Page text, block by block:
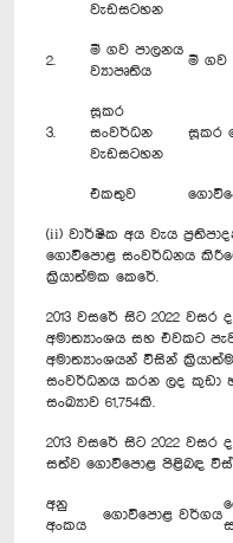
වැඩසටහන
2.
මී ගව පාලනය
ව්‍යාපෘතිය
මී ගව
3.
සූකර
සංවර්ධන
වැඩසටහන
සූකර
එකතුව
(ii) වාර්ෂික අය වැය
ගොවිපොළ සංවර්ධනය
ක්‍රියාත්මක කෙරේ.
2013 වසරේ සිට 2022
අමාත්‍යාංශය සහ එවකට
අමාත්‍යාංශයන් විසින්
සංවර්ධනය කරන ලද කුඩා
සංඛ්‍යාව 61,754කි.
2013 වසරේ සිට 2022
සත්ව ගොවිපොළ පිළිබඳ
අනු
අංකය
ගොවිපොළ වර්ගය